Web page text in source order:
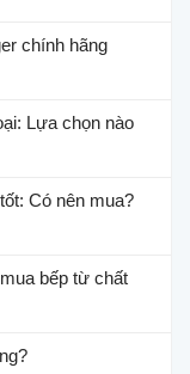
chính hãng
Lựa chọn nào
Có nên mua?
bếp từ chất